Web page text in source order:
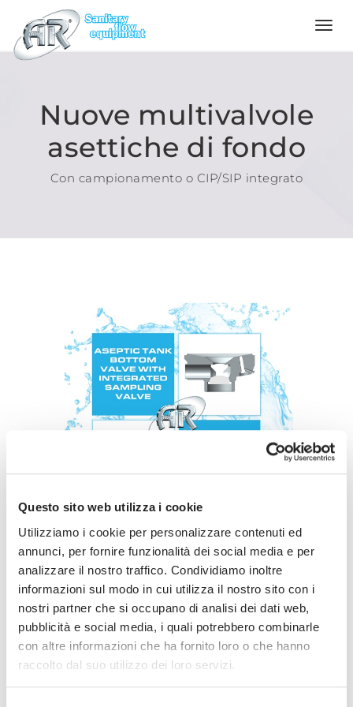
Questo sito web utilizza i cookie
Utilizziamo i cookie per personalizzare contenuti ed
annunci, per fornire funzionalità dei social media e per
analizzare il nostro traffico. Condividiamo inoltre
informazioni sul modo in cui utilizza il nostro sito con i
nostri partner che si occupano di analisi dei dati web,
pubblicità e social media, i quali potrebbero combinarle
con altre informazioni che ha fornito loro o che hanno
raccolto dal suo utilizzo dei loro servizi.
Language
Home
Azienda
Area
riservata
Nuove multivalvole
asettiche di fondo
Con campionamento o CIP/SIP integrato
Queste due valvole di fondo con satellite
integrato sono la novità di Aerre Inox. Grazie
alle loro molteplici proprietà, possono vantare
un ottimo livello di praticità, dato dal design
innovativo, garantendo un grado di asetticità
estremamente elevato.